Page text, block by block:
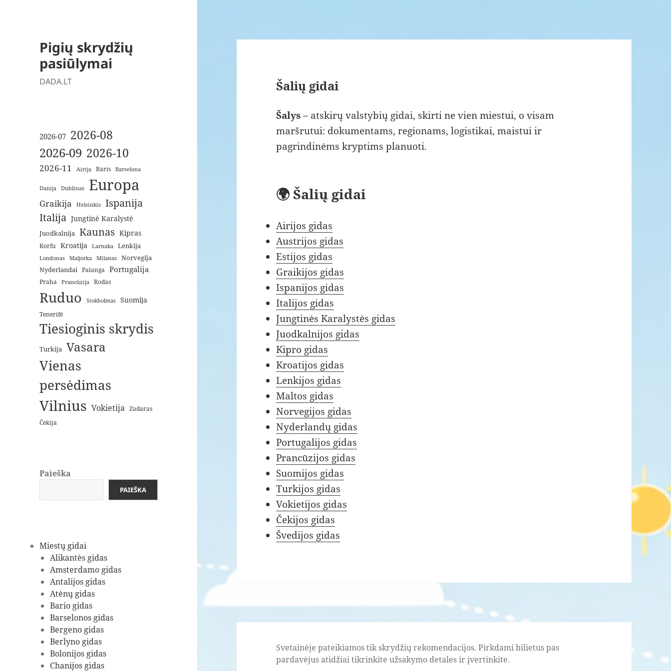
Pigių skrydžių
pasiūlymai
DADA.LT
2026-07 2026-08
2026-09 2026-10
2026-11 Airija Baris Barselona
Danija Dublinas Europa
Graikija Helsinkis
Ispanija
Italija Jungtinė Karalystė
Juodkalnija Kaunas Kipras
Korfu Kroatija Larnaka Lenkija
Londonas Maljorka Milanas
Norvegija
Nyderlandai Palanga Portugalija
Praha Prancūzija Rodas
Ruduo Stokholmas Suomija
Tenerifė
Tiesioginis skrydis
Turkija Vasara
Vienas
persėdimas
Vilnius Vokietija Zadaras
Čekija
Paieška
PAIEŠKA
Miestų gidai
Alikantės gidas
Amsterdamo gidas
Antalijos gidas
Atėnų gidas
Bario gidas
Barselonos gidas
Bergeno gidas
Berlyno gidas
Bolonijos gidas
Chanijos gidas
Šalių gidai
Šalys– atskirų valstybių gidai, skirti ne vien miestui, o visam
maršrutui: dokumentams, regionams, logistikai, maistui ir
pagrindinėms kryptims planuoti.
🌍 Šalių gidai
Airijos gidas
Austrijos gidas
Estijos gidas
Graikijos gidas
Ispanijos gidas
Italijos gidas
Jungtinės Karalystės gidas
Juodkalnijos gidas
Kipro gidas
Kroatijos gidas
Lenkijos gidas
Maltos gidas
Norvegijos gidas
Nyderlandų gidas
Portugalijos gidas
Prancūzijos gidas
Suomijos gidas
Turkijos gidas
Vokietijos gidas
Čekijos gidas
Švedijos gidas
Svetainėje pateikiamos tik skrydžių rekomendacijos. Pirkdami bilietus pas
pardavėjus atidžiai tikrinkite užsakymo detales ir įvertinkite.